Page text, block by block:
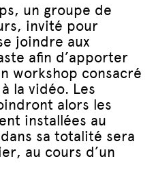
un groupe de
invité pour
joindre aux
afin d’apporter
workshop consacré
la vidéo. Les
alors les
installées au
dans sa totalité sera
au cours d’un